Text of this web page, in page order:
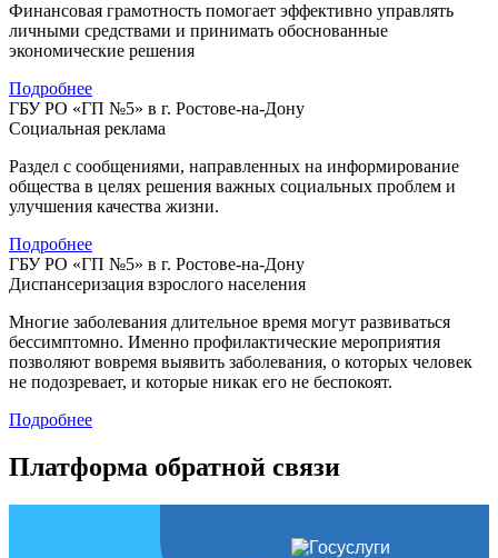
Финансовая грамотность помогает эффективно управлять
личными средствами и принимать обоснованные
экономические решения
Подробнее
ГБУ РО «ГП №5» в г. Ростове-на-Дону
Социальная реклама
Раздел с сообщениями, направленных на информирование
общества в целях решения важных социальных проблем и
улучшения качества жизни.
Подробнее
ГБУ РО «ГП №5» в г. Ростове-на-Дону
Диспансеризация взрослого населения
Многие заболевания длительное время могут развиваться
бессимптомно. Именно профилактические мероприятия
позволяют вовремя выявить заболевания, о которых человек
не подозревает, и которые никак его не беспокоят.
Подробнее
Платформа обратной связи